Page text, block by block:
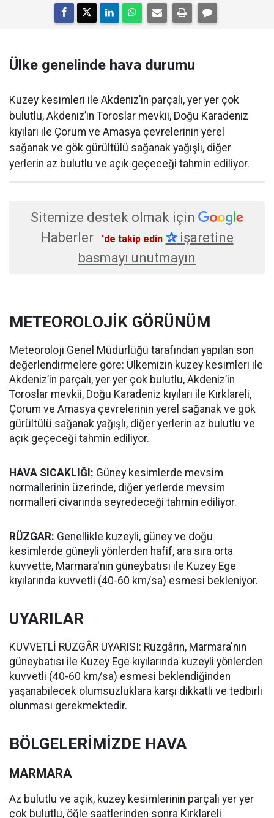
Ülke genelinde hava durumu
Kuzey kesimleri ile Akdeniz’in parçalı, yer yer çok
bulutlu, Akdeniz’in Toroslar mevkii, Doğu Karadeniz
kıyıları ile Çorum ve Amasya çevrelerinin yerel
sağanak ve gök gürültülü sağanak yağışlı, diğer
yerlerin az bulutlu ve açık geçeceği tahmin ediliyor.
Sitemize destek olmak için
Haberler
'de takip edin ✰işaretine
basmayı unutmayın
METEOROLOJİK GÖRÜNÜM
Meteoroloji Genel Müdürlüğü tarafından yapılan son
değerlendirmelere göre: Ülkemizin kuzey kesimleri ile
Akdeniz’in parçalı, yer yer çok bulutlu, Akdeniz’in
Toroslar mevkii, Doğu Karadeniz kıyıları ile Kırklareli,
Çorum ve Amasya çevrelerinin yerel sağanak ve gök
gürültülü sağanak yağışlı, diğer yerlerin az bulutlu ve
açık geçeceği tahmin ediliyor.
HAVA SICAKLIĞI: Güney kesimlerde mevsim
normallerinin üzerinde, diğer yerlerde mevsim
normalleri civarında seyredeceği tahmin ediliyor.
RÜZGAR: Genellikle kuzeyli, güney ve doğu
kesimlerde güneyli yönlerden hafif, ara sıra orta
kuvvette, Marmara'nın güneybatısı ile Kuzey Ege
kıyılarında kuvvetli (40-60 km/sa) esmesi bekleniyor.
UYARILAR
KUVVETLİ RÜZGÂR UYARISI: Rüzgârın, Marmara'nın
güneybatısı ile Kuzey Ege kıyılarında kuzeyli yönlerden
kuvvetli (40-60 km/sa) esmesi beklendiğinden
yaşanabilecek olumsuzluklara karşı dikkatli ve tedbirli
olunması gerekmektedir.
BÖLGELERİMİZDE HAVA
MARMARA
Az bulutlu ve açık, kuzey kesimlerinin parçalı yer yer
çok bulutlu, öğle saatlerinden sonra Kırklareli